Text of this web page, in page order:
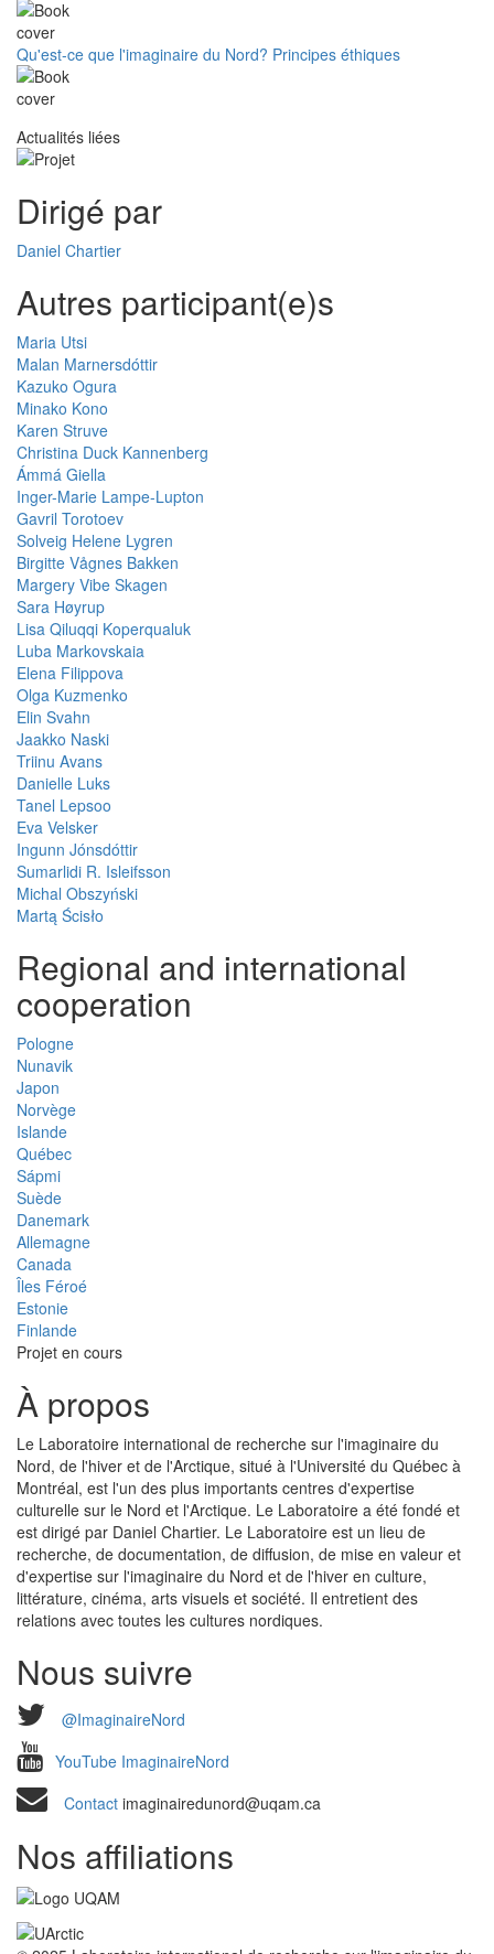
Qu'est-ce que l'imaginaire du Nord? Principes éthiques
Actualités liées
Dirigé par
Daniel Chartier
Autres participant(e)s
Maria Utsi
Malan Marnersdóttir
Kazuko Ogura
Minako Kono
Karen Struve
Christina Duck Kannenberg
Ámmá Giella
Inger-Marie Lampe-Lupton
Gavril Torotoev
Solveig Helene Lygren
Birgitte Vågnes Bakken
Margery Vibe Skagen
Sara Høyrup
Lisa Qiluqqi Koperqualuk
Luba Markovskaia
Elena Filippova
Olga Kuzmenko
Elin Svahn
Jaakko Naski
Triinu Avans
Danielle Luks
Tanel Lepsoo
Eva Velsker
Ingunn Jónsdóttir
Sumarlidi R. Isleifsson
Michal Obszyński
Martą Ścisło
Regional and international
cooperation
Pologne
Nunavik
Japon
Norvège
Islande
Québec
Sápmi
Suède
Danemark
Allemagne
Canada
Îles Féroé
Estonie
Finlande
Projet en cours
À propos
Le Laboratoire international de recherche sur l'imaginaire du
Nord, de l'hiver et de l'Arctique, situé à l'Université du Québec à
Montréal, est l'un des plus importants centres d'expertise
culturelle sur le Nord et l'Arctique. Le Laboratoire a été fondé et
est dirigé par Daniel Chartier. Le Laboratoire est un lieu de
recherche, de documentation, de diffusion, de mise en valeur et
d'expertise sur l'imaginaire du Nord et de l'hiver en culture,
littérature, cinéma, arts visuels et société. Il entretient des
relations avec toutes les cultures nordiques.
Nous suivre
@ImaginaireNord
YouTube ImaginaireNord
Contact imaginairedunord@uqam.ca
Nos affiliations